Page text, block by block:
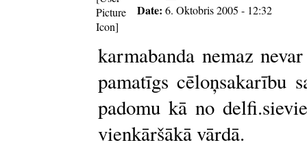
Date: 6. Oktobris 2005 - 12:32
karmabanda nemaz
pamatīgs cēloņsakarību
padomu kā no
vienkāršākā vārdā.